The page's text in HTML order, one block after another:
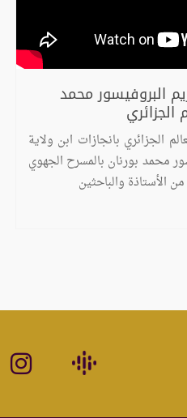
البروفيسور محمد
الجزائري
الجزائري بانجازات ابن ولاية
محمد بورنان بالمسرح الجهوي
الأستاذة والباحثين